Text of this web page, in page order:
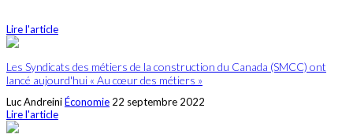
Lire l'article
Les Syndicats des métiers de la construction du Canada (SMCC) ont
lancé aujourd'hui « Au cœur des métiers »
Luc AndreiniÉconomie 22 septembre 2022
Lire l'article